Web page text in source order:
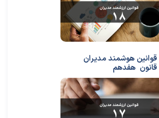
قوانین هوشمند مدیران
قانون هفدهم